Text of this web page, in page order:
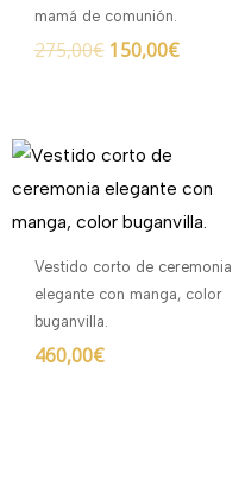
mamá de comunión.
275,00€ 150,00€
Vestido corto de ceremonia
elegante con manga, color
buganvilla.
460,00€